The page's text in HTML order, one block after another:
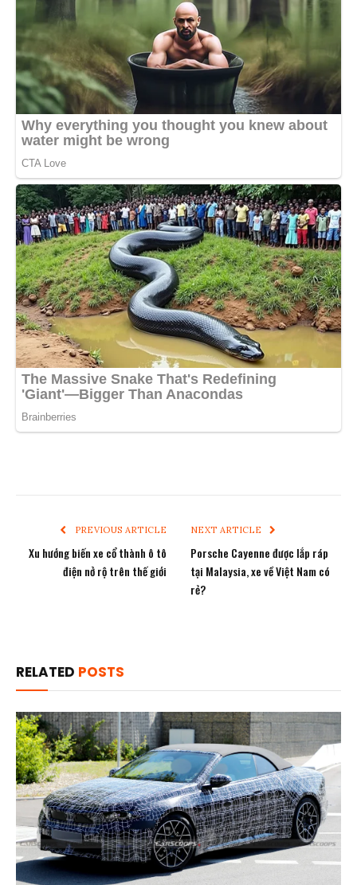
PREVIOUS ARTICLE
Xu hướng biến xe cổ thành ô tô
điện nở rộ trên thế giới
NEXT ARTICLE
Porsche Cayenne được lắp ráp
tại Malaysia, xe về Việt Nam có
rẻ?
RELATED POSTS